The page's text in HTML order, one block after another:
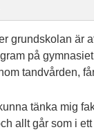
grundskolan är
på
tandvården,
tänka mig
allt går som i ett